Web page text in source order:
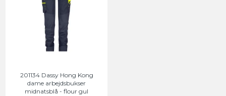
201134 Dassy Hong Kong
dame arbejdsbukser
midnatsblå - flour gul